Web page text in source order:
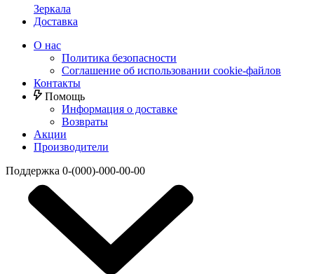
Зеркала
Доставка
О нас
Политика безопасности
Соглашение об использовании cookie-файлов
Контакты
Помощь
Информация о доставке
Возвраты
Акции
Производители
Поддержка 0-(000)-000-00-00